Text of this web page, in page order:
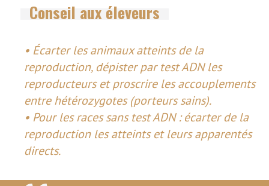
Conseil aux éleveurs
• Écarter les animaux atteints de la
reproduction, dépister par test ADN les
reproducteurs et proscrire les accouplements
entre hétérozygotes (porteurs sains).
• Pour les races sans test ADN : écarter de la
reproduction les atteints et leurs apparentés
directs.